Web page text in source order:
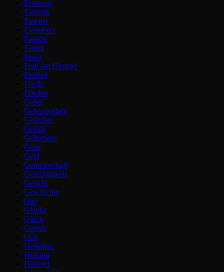
Erntezeit
Esoterik
Essener
Evolution
Familie
Fasten
Feuer
Frau am Himmel
Freiheit
Friede
Frieden
Gebet
Geborgenheit
Gedichte
Gefühl
Gehorsam
Geist
Geld
Gemeinschaft
Gerechtigkeit
Gericht
Geschichte
Gier
Glaube
Glück
Gnosis
Gott
Heilsplan
Heilung
Himmel